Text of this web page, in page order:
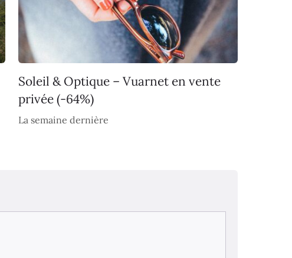
Soleil & Optique – Vuarnet en vente
privée (-64%)
La semaine dernière